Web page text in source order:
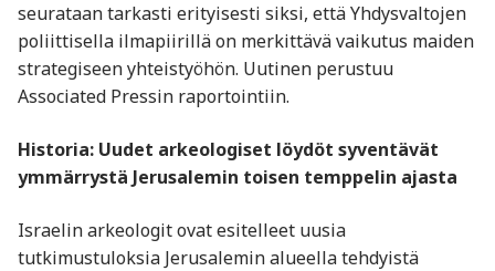
seurataan tarkasti erityisesti siksi, että Yhdysvaltojen
poliittisella ilmapiirillä on merkittävä vaikutus maiden
strategiseen yhteistyöhön. Uutinen perustuu
Associated Pressin raportointiin.
Historia: Uudet arkeologiset löydöt syventävät
ymmärrystä Jerusalemin toisen temppelin ajasta
Israelin arkeologit ovat esitelleet uusia
tutkimustuloksia Jerusalemin alueella tehdyistä